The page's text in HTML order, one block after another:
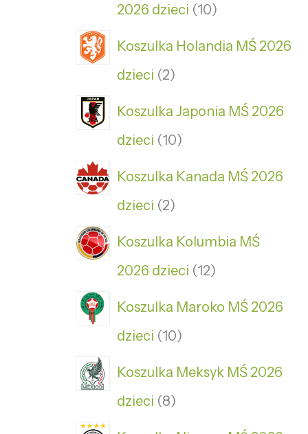
2026 dzieci 10
Koszulka Holandia MŚ 2026
dzieci 2
Koszulka Japonia MŚ 2026
dzieci 10
Koszulka Kanada MŚ 2026
dzieci 2
Koszulka Kolumbia MŚ
2026 dzieci 12
Koszulka Maroko MŚ 2026
dzieci 10
Koszulka Meksyk MŚ 2026
dzieci 8